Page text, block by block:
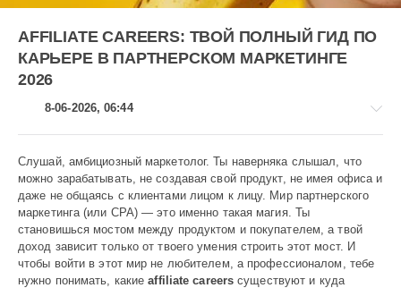
AFFILIATE CAREERS: ТВОЙ ПОЛНЫЙ ГИД ПО
КАРЬЕРЕ В ПАРТНЕРСКОМ МАРКЕТИНГЕ
2026
8-06-2026, 06:44
Heavy
123
0
Слушай, амбициозный маркетолог. Ты наверняка слышал, что
можно зарабатывать, не создавая свой продукт, не имея офиса и
даже не общаясь с клиентами лицом к лицу. Мир партнерского
маркетинга (или CPA) — это именно такая магия. Ты
становишься мостом между продуктом и покупателем, а твой
доход зависит только от твоего умения строить этот мост. И
чтобы войти в этот мир не любителем, а профессионалом, тебе
нужно понимать, какие affiliate careers существуют и куда